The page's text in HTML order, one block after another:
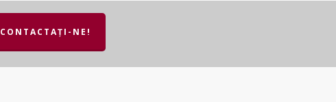
CONTACTAȚI-NE!